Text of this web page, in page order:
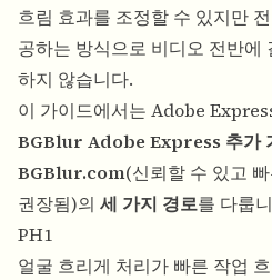
흐림 효과를 조정할 수 있지만
공하는 방식으로 비디오 전반에
하지 않습니다.
이 가이드에서는 Adobe
BGBlur Adobe Express 추가
BGBlur.com(신뢰할 수 있고
권장됨)의 세 가지 경로를 다룹
PH1
얼굴 흐리게 처리가 빠른 작업